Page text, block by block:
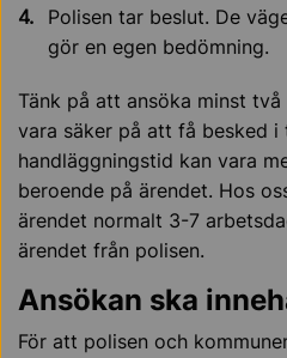
Polisen tar beslut. De
gör en egen bedömning.
Tänk på att ansöka minst
vara säker på att få besked i
handläggningstid kan vara
beroende på ärendet. Hos
ärendet normalt 3-7
ärendet från polisen.
Ansökan ska
För att polisen och